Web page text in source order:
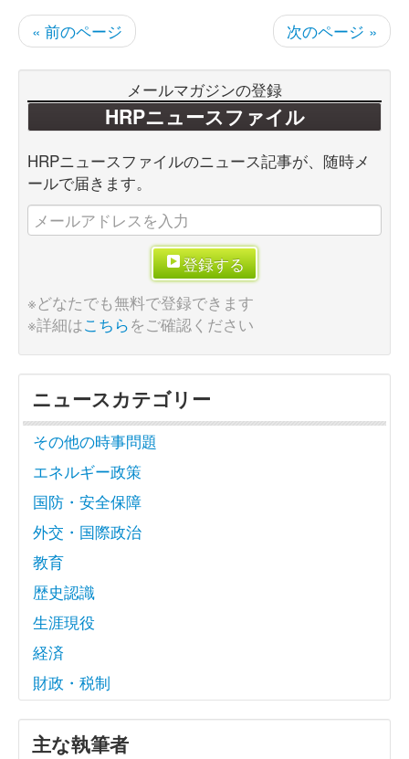
« 前のページ 次のページ »
メールマガジンの登録
HRPニュースファイル
HRPニュースファイルのニュース記事が、随時メ
ールで届きます。
登録する
※どなたでも無料で登録できます
※詳細はこちらをご確認ください
ニュースカテゴリー
その他の時事問題
エネルギー政策
国防・安全保障
外交・国際政治
教育
歴史認識
生涯現役
経済
財政・税制
主な執筆者